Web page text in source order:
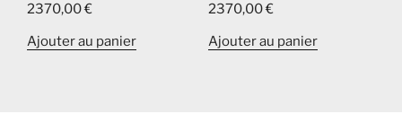
2370,00€
Ajouter au panier
2370,00€
Ajouter au panier